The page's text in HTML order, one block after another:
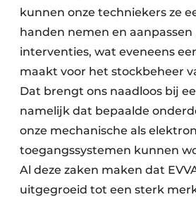
kunnen onze techniekers ze
handen nemen en
interventies, wat eveneens
maakt voor het stockbeheer
Dat brengt ons naadloos bij
namelijk dat bepaalde
onze mechanische als
toegangssystemen kunnen
Al deze zaken maken dat
uitgegroeid tot een sterk